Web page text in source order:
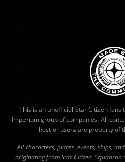
This is an unofficial Star Citizen
Imperium group of companies. All
host or users are property of
All characters, places, events, ships,
originating from Star Citizen,